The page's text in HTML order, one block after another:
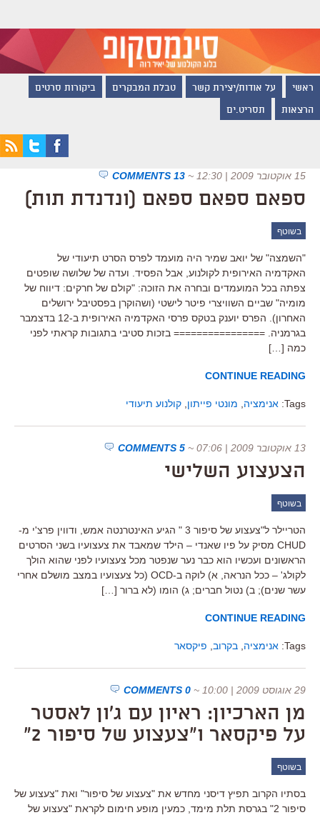
ראשי על אודות/יצירת קשר טבלת המבקרים ביקורות סרטים
הרצאות תסריט.ים
15 אוקטובר 2009 | 12:30 ~
13 COMMENTS
ספאם ספאם ספאם (ונדנדת תות)
בשוטף
"השמצה" של יואב שמיר היה מועמד לפרס הסרט תיעודי של
האקדמיה האירופית לקולנוע, אבל הפסיד. ועדה של שלושה שופטים
צפתה בכל המועמדים ובחרה את הזוכה: "קולם של חרקים: דיווח של
מומיה" שביים השוויצרי פיטר לישטי (ושהוקרן בפסטיבל ירושלים
האחרון). הפרס יוענק בטקס פרסי האקדמיה האירופית ב-12 בדצמבר
בגרמניה. ================ בזכות סטיבי בתגובות קראתי לפני
כמה […]
CONTINUE READING
Tags: אנימציה מונטי פייתון קולנוע תיעודי
13 אוקטובר 2009 | 07:06 ~
5 COMMENTS
הצעצוע השלישי
בשוטף
הטריילר ל"צעצוע של סיפור 3 " הגיע האינטרנטה אמש, ודווין פרצ'י מ-
CHUD מסיק על פיו שאנדי – הילד שמאבד את צעצועיו בשני הסרטים
הראשונים ועכשיו הוא כבר נער שנפטר מכל צעצועיו לפני שהוא הולך
לקולג' – ככל הנראה, א) לוקה ב-OCD (כל צעצועיו במצב מושלם אחרי
עשר שנים); ב) נטול חברים; ג) הומו (לא ברור […]
CONTINUE READING
Tags: אנימציה בקרוב פיקסאר
29 אוגוסט 2009 | 10:00 ~
0 COMMENTS
מן הארכיון: ראיון עם ג'ון לאסטר
על פיקסאר ו"צעצוע של סיפור 2"
בשוטף
בסתיו הקרוב תפיץ דיסני מחדש את "צעצוע של סיפור" ואת "צעצוע של
סיפור 2" בגרסת תלת מימד, כמעין מופע חימום לקראת "צעצוע של